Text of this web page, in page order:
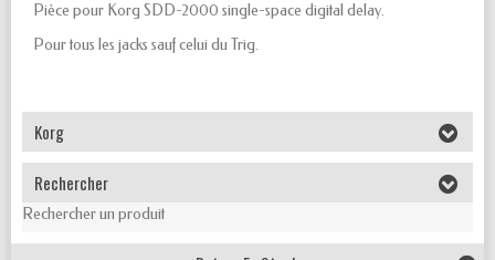
Pièce pour Korg SDD-2000 single-space digital delay.
Pour tous les jacks sauf celui du Trig.
Korg
Rechercher
Rechercher un produit